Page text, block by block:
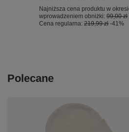
Najniższa cena produktu w
wprowadzeniem obniżki: 99,00 zł
Cena regularna: 219,99 zł -41%
Polecane